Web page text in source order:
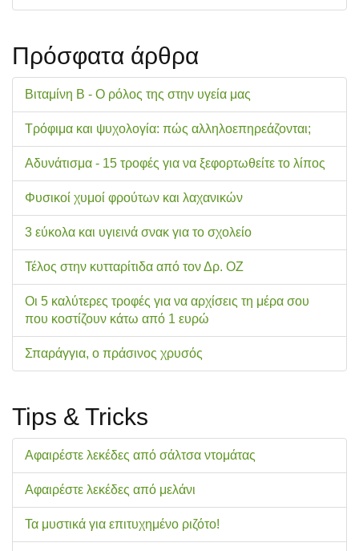
Πρόσφατα άρθρα
Βιταμίνη Β - Ο ρόλος της στην υγεία μας
Τρόφιμα και ψυχολογία: πώς αλληλοεπηρεάζονται;
Αδυνάτισμα - 15 τροφές για να ξεφορτωθείτε το λίπος
Φυσικοί χυμοί φρούτων και λαχανικών
3 εύκολα και υγιεινά σνακ για το σχολείo
Τέλος στην κυτταρίτιδα από τον Δρ. ΟΖ
Οι 5 καλύτερες τροφές για να αρχίσεις τη μέρα σου
που κοστίζουν κάτω από 1 ευρώ
Σπαράγγια, ο πράσινος χρυσός
Tips & Tricks
Αφαιρέστε λεκέδες από σάλτσα ντομάτας
Αφαιρέστε λεκέδες από μελάνι
Τα μυστικά για επιτυχημένο ριζότο!